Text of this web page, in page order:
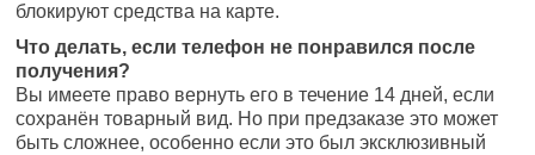
блокируют средства на карте.
Что делать, если телефон не понравился после
получения?
Вы имеете право вернуть его в течение 14 дней, если
сохранён товарный вид. Но при предзаказе это может
быть сложнее, особенно если это был эксклюзивный